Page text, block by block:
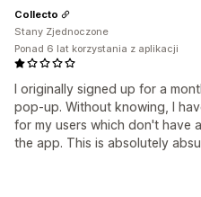
I originally signed up for a
pop-up. Without knowing, I
for my users which don't have
the app. This is absolutely
Collecto
Stany Zjednoczone
Ponad 6 lat korzystania z aplikacji